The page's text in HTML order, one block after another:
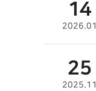
14
2026.01
25
2025.11